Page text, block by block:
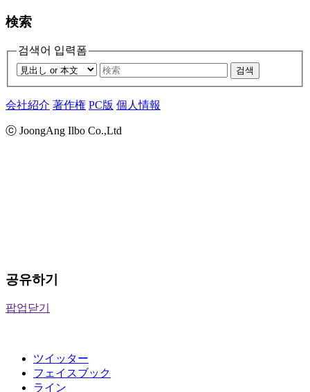
検索
검색어 입력폼
검색
会社紹介 著作権 PC版 個人情報
ⓒ JoongAng Ilbo Co.,Ltd
공유하기
팝업닫기
ツイッター
フェイスブック
ライン